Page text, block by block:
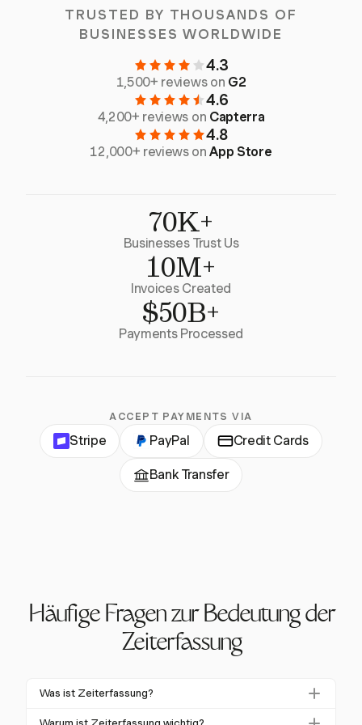
TRUSTED BY THOUSANDS OF
BUSINESSES WORLDWIDE
4.3
1,500+ reviews on G2
4.6
4,200+ reviews on Capterra
4.8
12,000+ reviews onApp Store
70K+
Businesses Trust Us
10M+
Invoices Created
$50B+
Payments Processed
ACCEPT PAYMENTS VIA
Stripe PayPal Credit Cards
Bank Transfer
Häufige Fragen zur Bedeutung der
Zeiterfassung
Was ist Zeiterfassung?
Zeiterfassung ist der Prozess der Aufzeichnung der